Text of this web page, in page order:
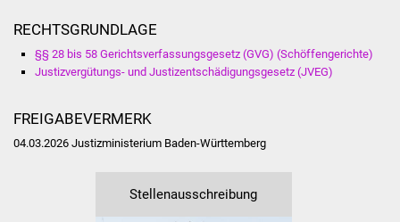
Ukraine-Hilfe
Wohnimmobilien +
RECHTSGRUNDLAGE
§§ 28 bis 58 Gerichtsverfassungsgesetz (GVG) (Schöffengerichte)
Justizvergütungs- und Justizentschädigungsgesetz (JVEG)
FREIGABEVERMERK
04.03.2026 Justizministerium Baden-Württemberg
Stellenausschreibung